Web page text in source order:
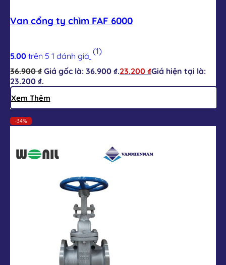
Van cổng ty chìm FAF 6000
5.00 trên 5 1 đánh giá (1)
36.900₫ Giá gốc là: 36.900 ₫.23.200 ₫Giá hiện tại là:
23.200 ₫.
Xem Thêm
-34%